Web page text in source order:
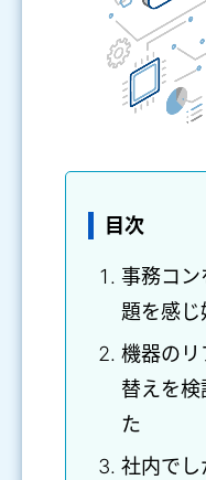
目次
事務コン
題を感じ
機器のリ
替えを検
た
社内でし